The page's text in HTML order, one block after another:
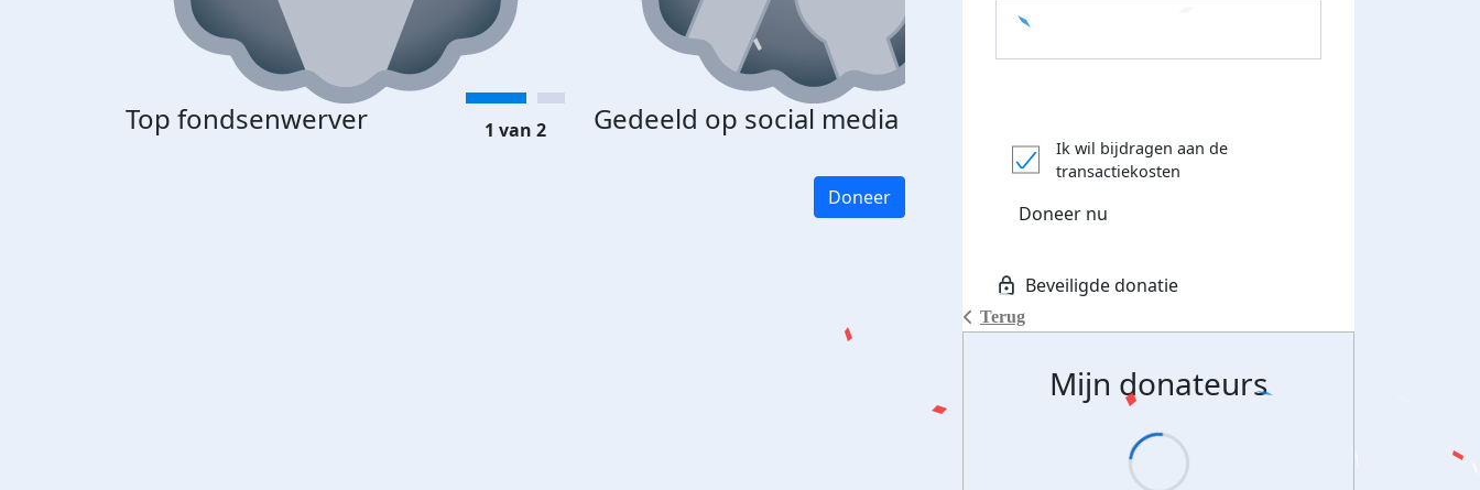
Top fondsenwerver Gedeeld op social media
1 van 2
Doneer
Terug
Ik wil bijdragen aan de
transactiekosten
Doneer nu
Mijn donateurs